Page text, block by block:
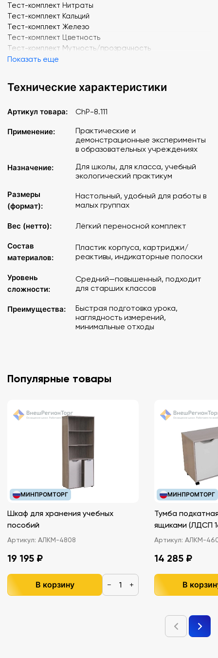
Тест-комплект Нитраты
Тест-комплект Кальций
Тест-комплект Железо
Тест-комплект Цветность
Тест-комплект Мутность/прозрачность
Показать еще
Технические характеристики
Артикул товара: ChP-8.111
Применение:
Практические и
демонстрационные эксперименты
в образовательных учреждениях
Назначение:
Для школы, для класса, учебный
экологический практикум
Размеры
(формат):
Настольный, удобный для работы в
малых группах
Вес (нетто): Лёгкий переносной комплект
Состав
материалов:
Пластик корпуса, картриджи/
реактивы, индикаторные полоски
Уровень
сложности:
Средний—повышенный, подходит
для старших классов
Преимущества:
Быстрая подготовка урока,
наглядность измерений,
минимальные отходы
Популярные товары
МИНПРОМТОРГ
Шкаф для хранения учебных
пособий
Артикул: АЛКМ-4808
19 195 ₽
В корзину − +
МИНПРОМТОРГ
Тумба
ящиками
Артикул: АЛКМ-
14 285 ₽
В